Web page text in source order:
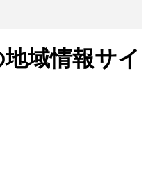
域情報サイ